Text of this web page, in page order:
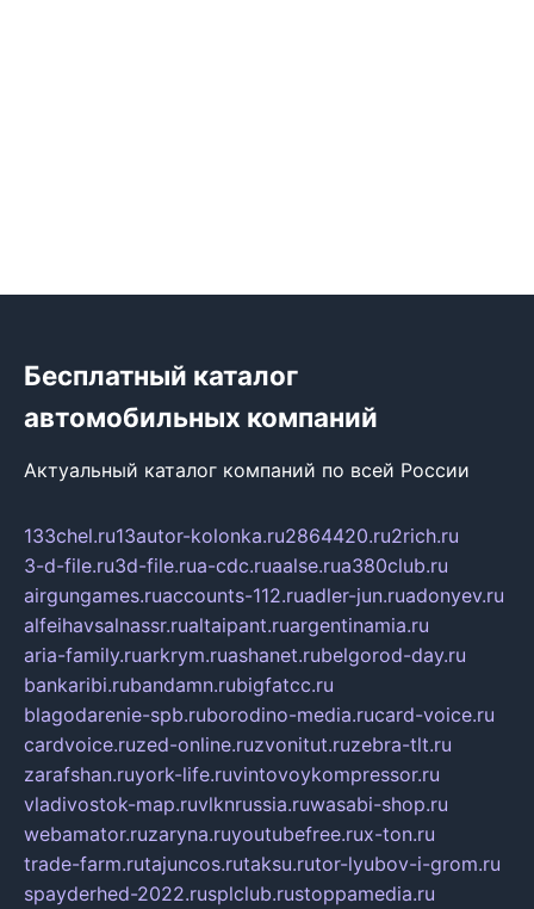
Бесплатный каталог
автомобильных компаний
Актуальный каталог компаний по всей России
133chel.ru13autor-kolonka.ru2864420.ru2rich.ru
3-d-file.ru3d-file.rua-cdc.ruaalse.rua380club.ru
airgungames.ruaccounts-112.ruadler-jun.ruadonyev.ru
alfeihavsalnassr.rualtaipant.ruargentinamia.ru
aria-family.ruarkrym.ruashanet.rubelgorod-day.ru
bankaribi.rubandamn.rubigfatcc.ru
blagodarenie-spb.ruborodino-media.rucard-voice.ru
cardvoice.ruzed-online.ruzvonitut.ruzebra-tlt.ru
zarafshan.ruyork-life.ruvintovoykompressor.ru
vladivostok-map.ruvlknrussia.ruwasabi-shop.ru
webamator.ruzaryna.ruyoutubefree.rux-ton.ru
trade-farm.rutajuncos.rutaksu.rutor-lyubov-i-grom.ru
spayderhed-2022.rusplclub.rustoppamedia.ru